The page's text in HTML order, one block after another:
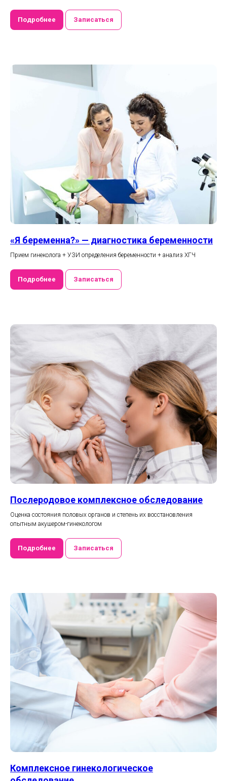
Подробнее Записаться
«Я беременна?» — диагностика беременности
Прием гинеколога + УЗИ определения беременности + анализ ХГЧ
Подробнее Записаться
Послеродовое комплексное обследование
Оценка состояния половых органов и степень их восстановления
опытным акушером-гинекологом
Подробнее Записаться
Комплексное гинекологическое